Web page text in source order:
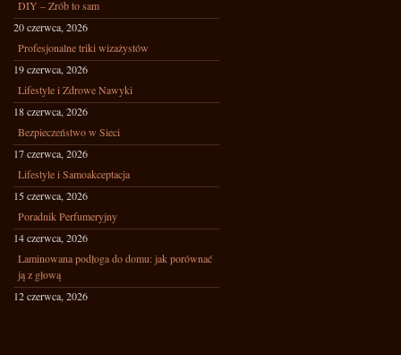
DIY – Zrób to sam
20 czerwca, 2026
Profesjonalne triki wizażystów
19 czerwca, 2026
Lifestyle i Zdrowe Nawyki
18 czerwca, 2026
Bezpieczeństwo w Sieci
17 czerwca, 2026
Lifestyle i Samoakceptacja
15 czerwca, 2026
Poradnik Perfumeryjny
14 czerwca, 2026
Laminowana podłoga do domu: jak porównać
ją z głową
12 czerwca, 2026